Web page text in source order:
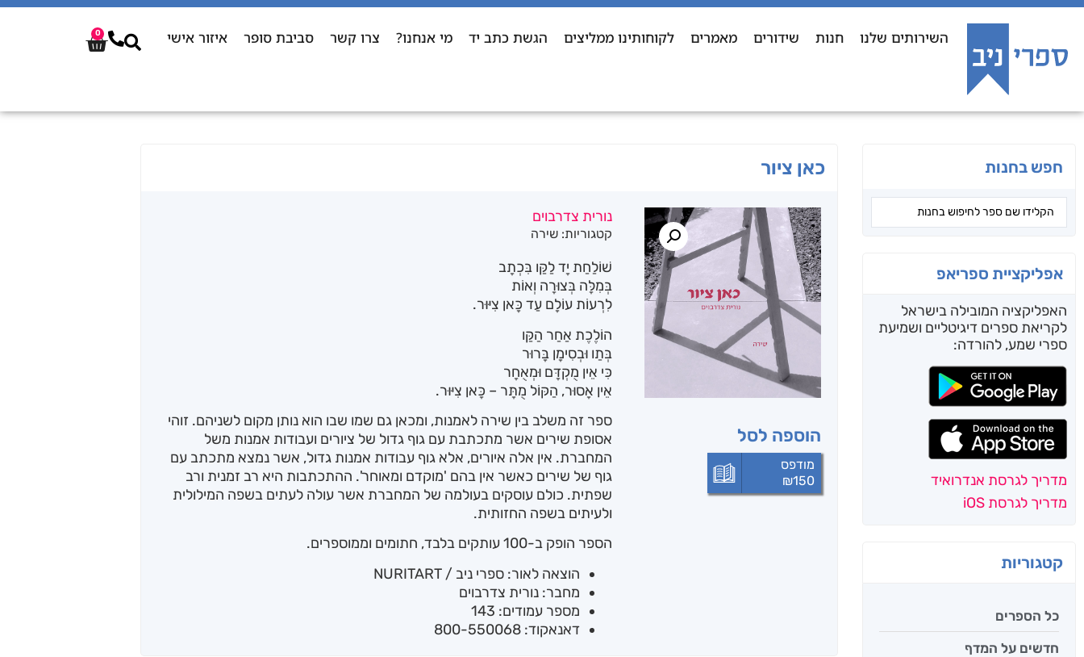
השירותים שלנו חנות שידורים מאמרים לקוחותינו ממליצים הגשת כתב יד מי אנחנו? צרו קשר סביבת סופר איזור אישי 0
חפש בחנות
אפליקציית ספריאפ
האפליקציה המובילה בישראל
לקריאת ספרים דיגיטליים ושמיעת
ספרי שמע, להורדה:
מדריך לגרסת אנדרואיד
מדריך לגרסת iOS
קטגוריות
כל הספרים
חדשים על המדף
כאן ציור
הוספה לסל
מודפס
₪150
נורית צדרבוים
קטגוריות: שירה
שׁוֹלַחַת יָד לַקַּו בִּכְתָב
בְּמִלָּה בְּצוּרָה וְאוֹת
לִרְעוֹת עוֹלָם עַד כָּאן צִיּוּר.
הוֹלֶכֶת אַחַר הַקַּו
בְּתַו וּבְסִימָן בָּרוּר
כִּי אֵין מֻקְדָּם וּמְאֻחָר
אֵין אָסוּר, הַקּוֹל מֻתָּר – כָּאן צִיּוּר.
ספר זה משלב בין שירה לאמנות, ומכאן גם שמו שבו הוא נותן מקום לשניהם. זוהי
אסופת שירים אשר מתכתבת עם גוף גדול של ציורים ועבודות אמנות משל
המחברת. אין אלה איורים, אלא גוף עבודות אמנות גדול, אשר נמצא מתכתב עם
גוף של שירים כאשר אין בהם 'מוקדם ומאוחר'. ההתכתבות היא רב זמנית ורב
שפתית. כולם עוסקים בעולמה של המחברת אשר עולה לעתים בשפה המילולית
ולעיתים בשפה החזותית.
הספר הופק ב-100 עותקים בלבד, חתומים וממוספרים.
הוצאה לאור: ספרי ניב / NURITART
מחבר: נורית צדרבוים
מספר עמודים: 143
דאנאקוד: 800-550068